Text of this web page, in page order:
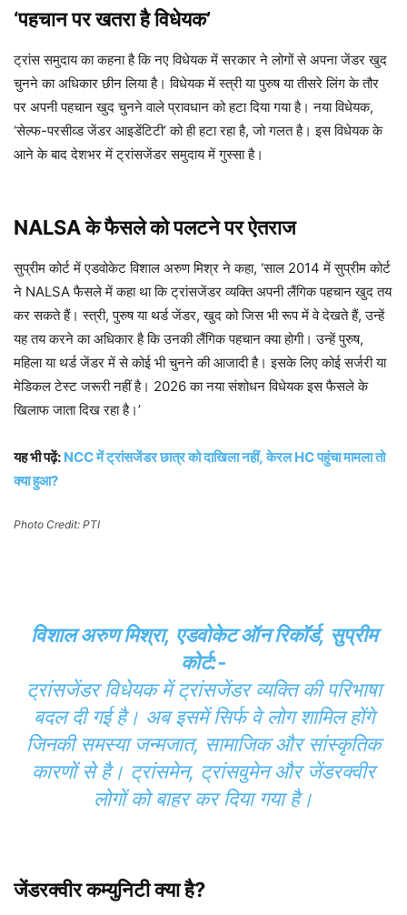
‘पहचान पर खतरा है विधेयक’
ट्रांस समुदाय का कहना है कि नए विधेयक में सरकार ने लोगों से अपना जेंडर खुद
चुनने का अधिकार छीन लिया है। विधेयक में स्त्री या पुरुष या तीसरे लिंग के तौर
पर अपनी पहचान खुद चुनने वाले प्रावधान को हटा दिया गया है। नया विधेयक,
‘सेल्फ-परसीव्ड जेंडर आइडेंटिटी’ को ही हटा रहा है, जो गलत है। इस विधेयक के
आने के बाद देशभर में ट्रांसजेंडर समुदाय में गुस्सा है।
NALSA के फैसले को पलटने पर ऐतराज
सुप्रीम कोर्ट में एडवोकेट विशाल अरुण मिश्र ने कहा, ‘साल 2014 में सुप्रीम कोर्ट
ने NALSA फैसले में कहा था कि ट्रांसजेंडर व्यक्ति अपनी लैंगिक पहचान खुद तय
कर सकते हैं। स्त्री, पुरुष या थर्ड जेंडर, खुद को जिस भी रूप में वे देखते हैं, उन्हें
यह तय करने का अधिकार है कि उनकी लैंगिक पहचान क्या होगी। उन्हें पुरुष,
महिला या थर्ड जेंडर में से कोई भी चुनने की आजादी है। इसके लिए कोई सर्जरी या
मेडिकल टेस्ट जरूरी नहीं है। 2026 का नया संशोधन विधेयक इस फैसले के
खिलाफ जाता दिख रहा है।’
यह भी पढ़ें: NCC में ट्रांसजेंडर छात्र को दाखिला नहीं, केरल HC पहुंचा मामला तो
क्या हुआ?
Photo Credit: PTI
विशाल अरुण मिश्रा, एडवोकेट ऑन रिकॉर्ड, सुप्रीम
कोर्ट:-
ट्रांसजेंडर विधेयक में ट्रांसजेंडर व्यक्ति की परिभाषा
बदल दी गई है। अब इसमें सिर्फ वे लोग शामिल होंगे
जिनकी समस्या जन्मजात, सामाजिक और सांस्कृतिक
कारणों से है। ट्रांसमेन, ट्रांसवुमेन और जेंडरक्वीर
लोगों को बाहर कर दिया गया है।
जेंडरक्वीर कम्युनिटी क्या है?